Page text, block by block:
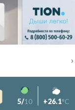
›
5/10 +26.1°C